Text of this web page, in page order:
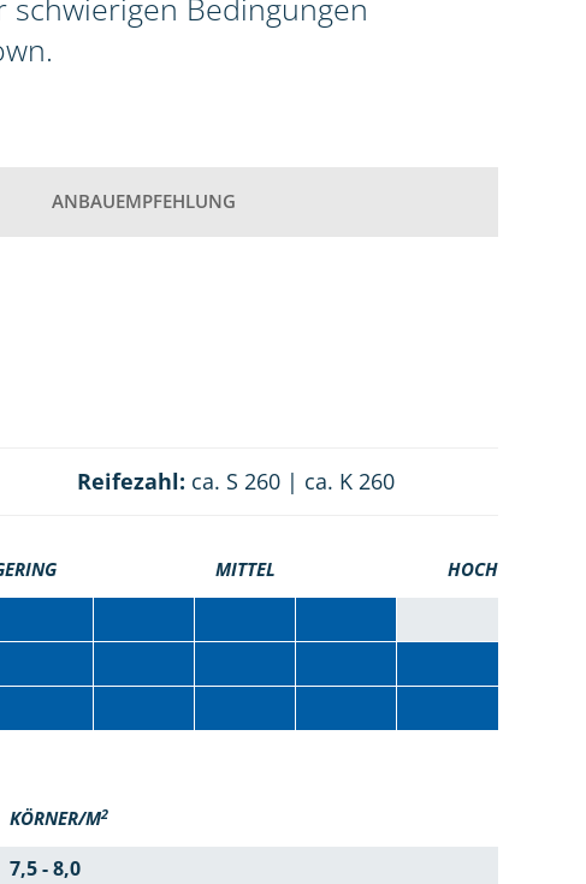
schwierigen Bedingungen
ANBAUEMPFEHLUNG
Reifezahl: ca. S 260 | ca. K 260
MITTEL HOCH
KÖRNER/M2
7,5 - 8,0